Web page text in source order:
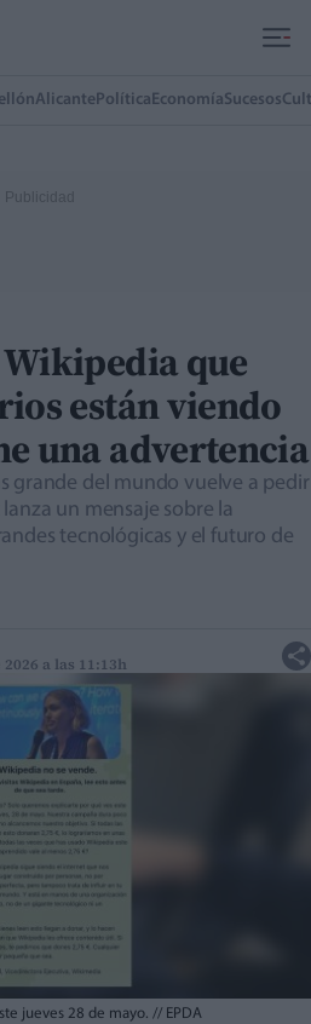
Alicante Política EconomíaSucesos
que
están viendo
una advertencia
grande del mundo vuelve a pedir
un mensaje sobre la
tecnológicas y el futuro de
a las 11:13h
jueves 28 de mayo. // EPDA